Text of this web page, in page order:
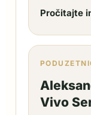
Pročitajte
Vivo